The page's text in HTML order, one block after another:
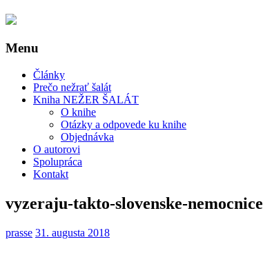
Menu
Články
Prečo nežrať šalát
Kniha NEŽER ŠALÁT
O knihe
Otázky a odpovede ku knihe
Objednávka
O autorovi
Spolupráca
Kontakt
vyzeraju-takto-slovenske-nemocnice
prasse 31. augusta 2018